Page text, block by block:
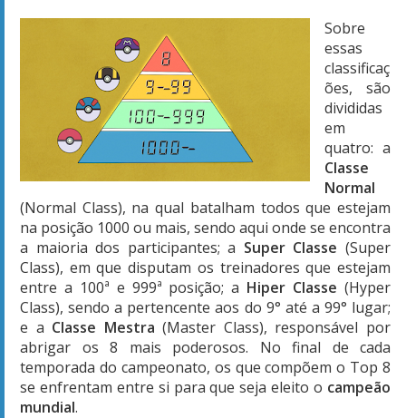
Sobre
essas
classificaç
ões, são
divididas
em
quatro: a
Classe
Normal
(Normal Class), na qual batalham todos que estejam
na posição 1000 ou mais, sendo aqui onde se encontra
a maioria dos participantes; a Super Classe (Super
Class), em que disputam os treinadores que estejam
entre a 100ª e 999ª posição; a Hiper Classe(Hyper
Class), sendo a pertencente aos do 9° até a 99° lugar;
e a Classe Mestra (Master Class), responsável por
abrigar os 8 mais poderosos. No final de cada
temporada do campeonato, os que compõem o Top 8
se enfrentam entre si para que seja eleito o campeão
mundial.